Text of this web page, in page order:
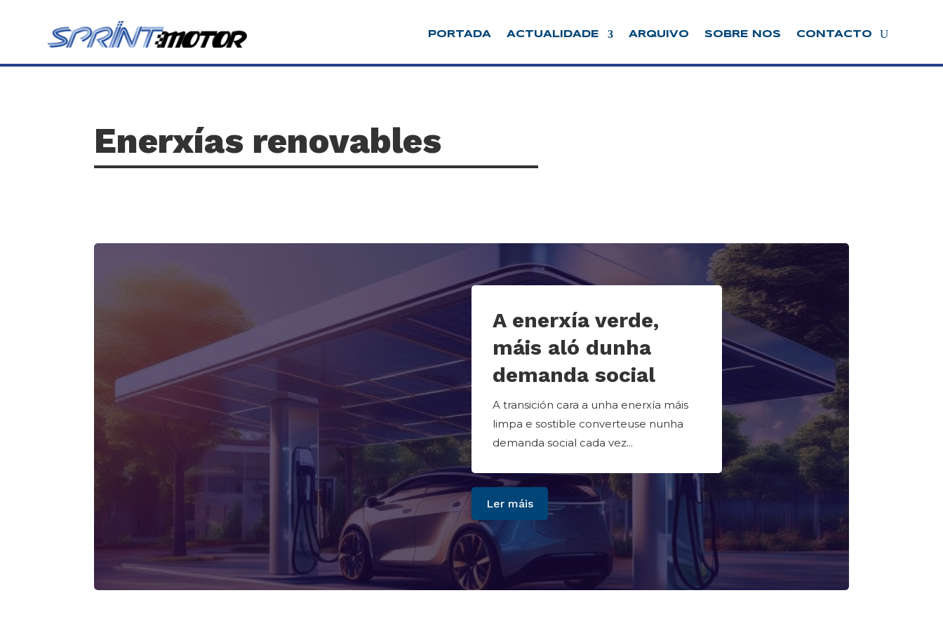
PORTADA ACTUALIDADE ARQUIVO SOBRE NOS CONTACTO
Enerxías renovables
A enerxía verde,
máis aló dunha
demanda social
A transición cara a unha enerxía máis
limpa e sostible converteuse nunha
demanda social cada vez...
Ler máis